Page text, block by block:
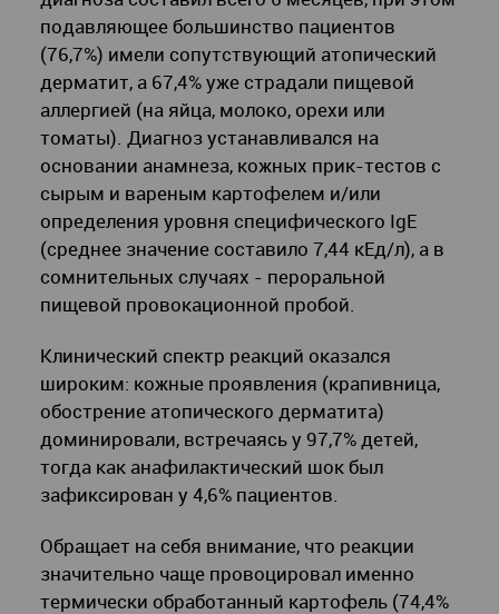
подавляющее большинство пациентов
(76,7%) имели сопутствующий атопический
дерматит, а 67,4% уже страдали пищевой
аллергией (на яйца, молоко, орехи или
томаты). Диагноз устанавливался на
основании анамнеза, кожных прик-тестов с
сырым и вареным картофелем и/или
определения уровня специфического IgE
(среднее значение составило 7,44 кЕд/л), а в
сомнительных случаях - пероральной
пищевой провокационной пробой.
Клинический спектр реакций оказался
широким: кожные проявления (крапивница,
обострение атопического дерматита)
доминировали, встречаясь у 97,7% детей,
тогда как анафилактический шок был
зафиксирован у 4,6% пациентов.
Обращает на себя внимание, что реакции
значительно чаще провоцировал именно
термически обработанный картофель (74,4%